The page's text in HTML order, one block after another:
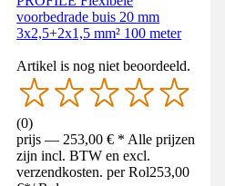
voorbedrade buis 20 mm
3x2,5+2x1,5 mm² 100 meter
Artikel is nog niet beoordeeld.
(0)
prijs — 253,00 € * Alle prijzen
zijn incl. BTW en excl.
verzendkosten. per Rol253,00